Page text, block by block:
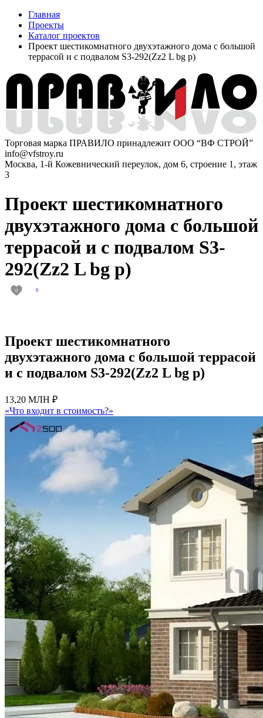
Главная
Проекты
Каталог проектов
Проект шестикомнатного двухэтажного дома с большой
террасой и с подвалом S3-292(Zz2 L bg p)
Торговая марка ПРАВИЛО принадлежит ООО “ВФ СТРОЙ”
info@vfstroy.ru
Москва, 1-й Кожевнический переулок, дом 6, строение 1, этаж
3
Проект шестикомнатного
двухэтажного дома с большой
террасой и с подвалом S3-
292(Zz2 L bg p)
0 0
Проект шестикомнатного
двухэтажного дома с большой террасой
и с подвалом S3-292(Zz2 L bg p)
13,20 МЛН ₽
«Что входит в стоимость?»